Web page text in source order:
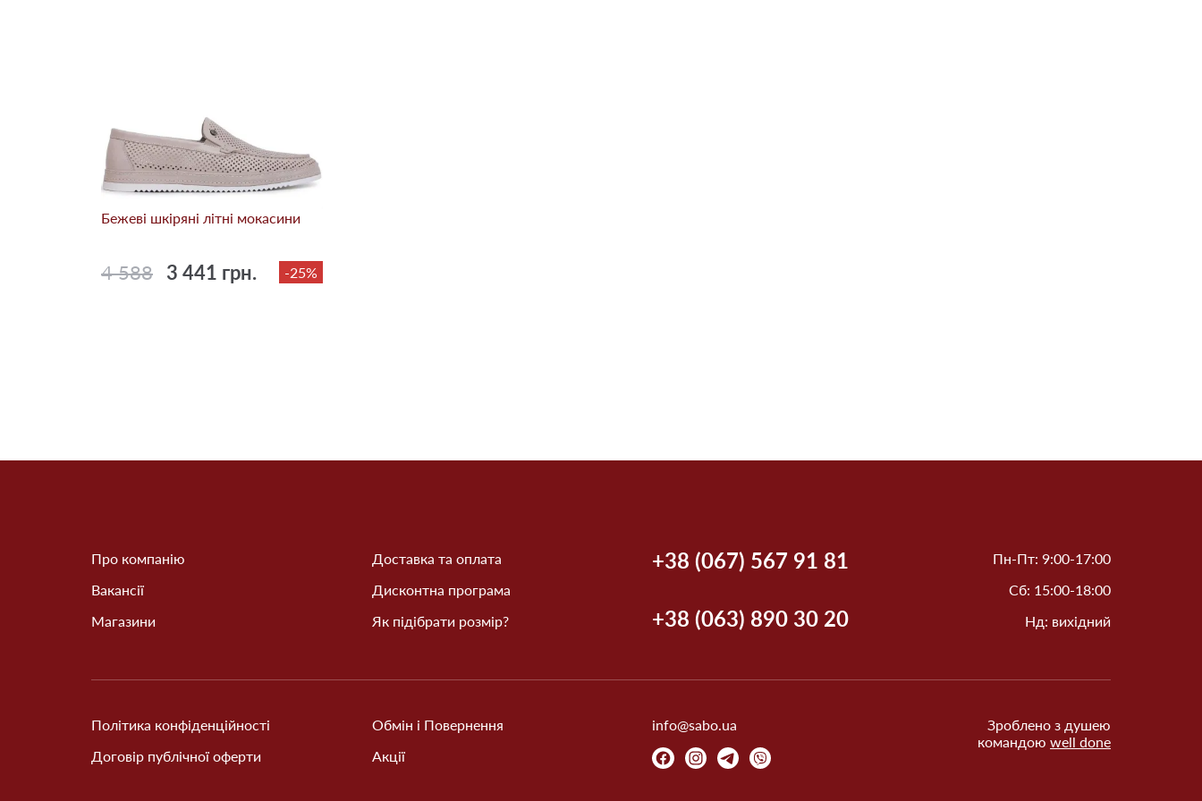
Бежевi шкіряні літні мокасини
4 588 3 441 грн. -25%
Про компанію
Вакансії
Магазини
Доставка та оплата
Дисконтна програма
Як підібрати розмір?
Політика конфіденційності
Договір публічної оферти
Обмін і Повернення
Акції
+38 (067) 567 91 81
+38 (063) 890 30 20
Пн-Пт: 9:00-17:00
Сб: 15:00-18:00
Нд: вихідний
info@sabo.ua
Зроблено з душею
командою well done